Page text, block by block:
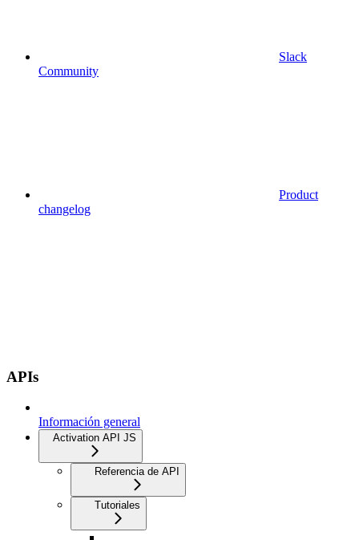
Slack
Community
Product
changelog
APIs
Información general
Activation API JS
Referencia de API
Tutoriales